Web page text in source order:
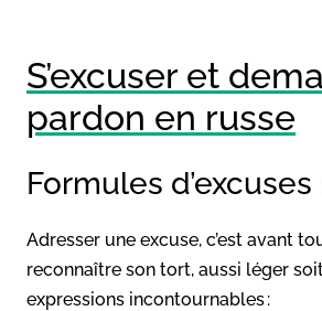
S’excuser et
pardon en russe
Formules
Adresser une excuse, c’est avant
reconnaître son tort, aussi léger
expressions incontournables :